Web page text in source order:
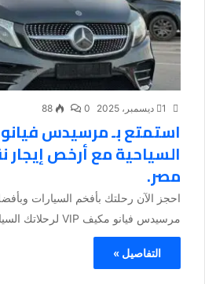
1 ديسمبر، 2025 0
88
السياحية مع أرخص
مصر.
احجز الآن رحلتك بأفخم السيارات
مرسيدس فيانو مكيف VIP لرحلاتك السياحية مع أرخص إيجار...
التفاصيل »